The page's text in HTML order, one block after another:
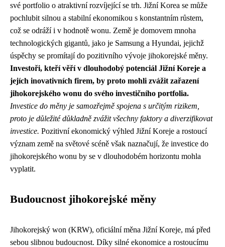
své portfolio o atraktivní rozvíjející se trh. Jižní Korea se může
pochlubit silnou a stabilní ekonomikou s konstantním růstem,
což se odráží i v hodnotě wonu. Země je domovem mnoha
technologických gigantů, jako je Samsung a Hyundai, jejichž
úspěchy se promítají do pozitivního vývoje jihokorejské měny.
Investoři, kteří věří v dlouhodobý potenciál Jižní Koreje a
jejích inovativních firem, by proto mohli zvážit zařazení
jihokorejského wonu do svého investičního portfolia.
Investice do měny je samozřejmě spojena s určitým rizikem,
proto je důležité důkladně zvážit všechny faktory a diverzifikovat
investice. Pozitivní ekonomický výhled Jižní Koreje a rostoucí
význam země na světové scéně však naznačují, že investice do
jihokorejského wonu by se v dlouhodobém horizontu mohla
vyplatit.
Budoucnost jihokorejské měny
Jihokorejský won (KRW), oficiální měna Jižní Koreje, má před
sebou slibnou budoucnost. Díky silné ekonomice a rostoucímu